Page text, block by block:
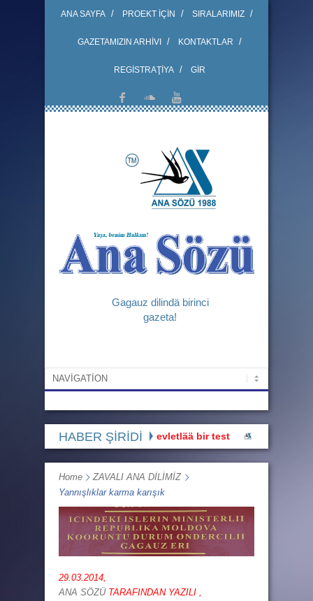
ANA SAYFA PROEKT İÇİN SIRALARIMIZ
GAZETAMIZIN ARHİVI KONTAKTLAR
REGİSTRAŢİYA GİR
Gagauz dilindä birinci
gazeta!
HABER ŞİRİDİ
Bu hak üstünnüü devletlää bir test GHT Başı:
Home
ZAVALI ANA DİLİMİZ
Yannışlıklar karma karışık
29.03.2014,
ANA SÖZÜTARAFINDAN YAZILI ,